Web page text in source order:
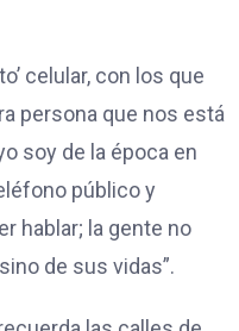
celular, con los que
persona que nos está
soy de la época en
público y
hablar; la gente no
de sus vidas”.